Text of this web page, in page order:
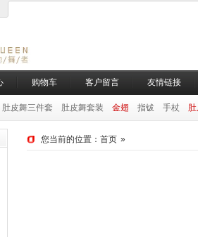
购物车 客户留言 友情链接
肚皮舞三件套 肚皮舞套装 金翅 指钹 手杖
您当前的位置： 首页 »